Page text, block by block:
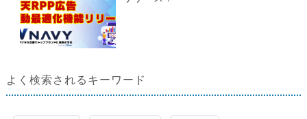
よく検索されるキーワード